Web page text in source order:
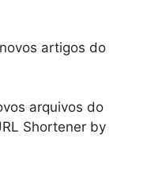
artigos do
arquivos do
Shortener by